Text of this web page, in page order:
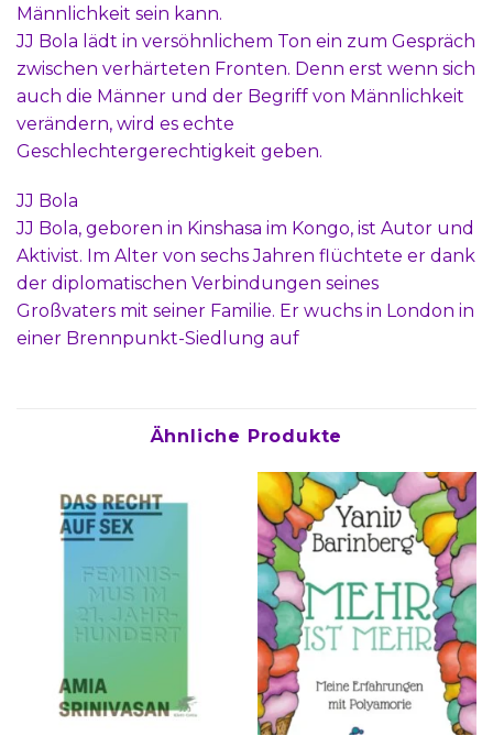
Männlichkeit sein kann.
JJ Bola lädt in versöhnlichem Ton ein zum Gespräch
zwischen verhärteten Fronten. Denn erst wenn sich
auch die Männer und der Begriff von Männlichkeit
verändern, wird es echte
Geschlechtergerechtigkeit geben.
JJ Bola
JJ Bola, geboren in Kinshasa im Kongo, ist Autor und
Aktivist. Im Alter von sechs Jahren flüchtete er dank
der diplomatischen Verbindungen seines
Großvaters mit seiner Familie. Er wuchs in London in
einer Brennpunkt-Siedlung auf
Ähnliche Produkte